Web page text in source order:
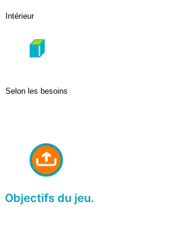
Intérieur
Selon les besoins
Objectifs du jeu.